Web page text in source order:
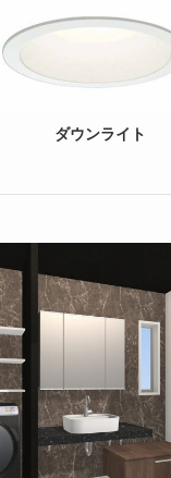
ダウンライト